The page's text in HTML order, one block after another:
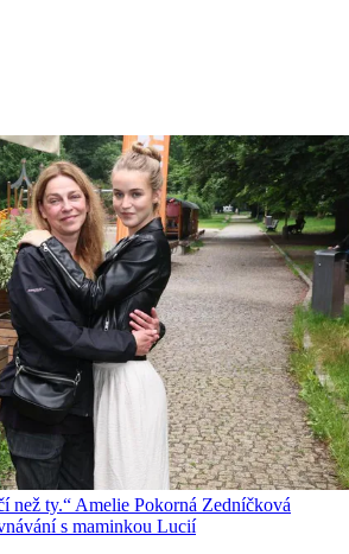
než ty.“ Amelie Pokorná Zedníčková
s maminkou Lucií